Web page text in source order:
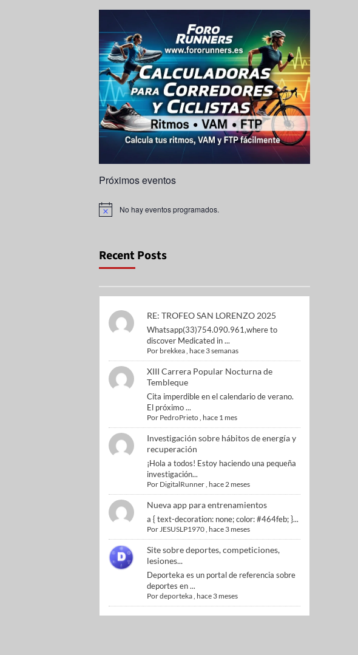
k
a
ps
e
C
h
a
n
n
el
Próximos eventos
o
No hay eventos programados.
Recent Posts
RE: TROFEO SAN LORENZO 2025
Whatsapp(33)754.090.961,where to
discover Medicated in ...
Por brekkea, hace 3 semanas
XIII Carrera Popular Nocturna de
Tembleque
Cita imperdible en el calendario de verano.
El próximo ...
Por PedroPrieto, hace 1 mes
Investigación sobre hábitos de energía y
recuperación
¡Hola a todos! Estoy haciendo una pequeña
investigación...
Por DigitalRunner, hace 2 meses
Nueva app para entrenamientos
a { text-decoration: none; color: #464feb; }...
PorJESUSLP1970, hace 3 meses
Site sobre deportes, competiciones,
lesiones...
Deporteka es un portal de referencia sobre
deportes en ...
Pordeporteka, hace 3 meses